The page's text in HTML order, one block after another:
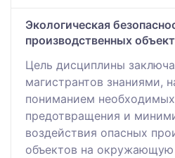
Экологическая
производственных
Цель дисциплины
магистрантов знаниями,
пониманием
предотвращения и
воздействия опасных
объектов на окружающую